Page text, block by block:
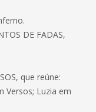
DE FADAS,
que reúne:
Versos; Luzia em